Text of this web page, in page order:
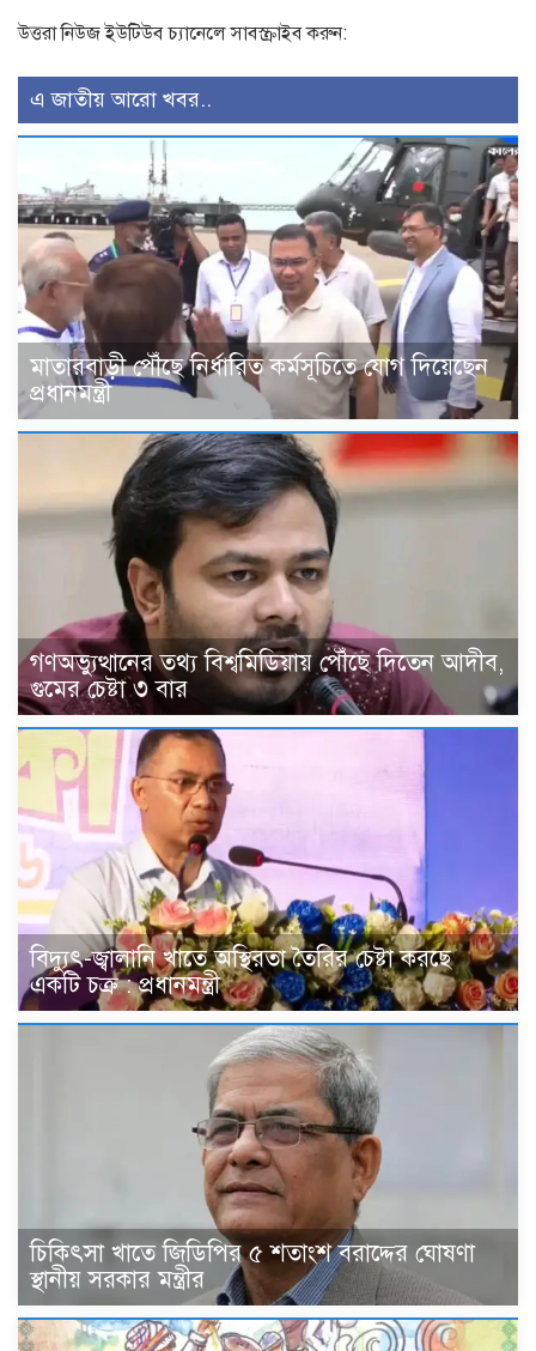
উত্তরা নিউজ ইউটিউব চ্যানেলে সাবস্ক্রাইব করুন:
এ জাতীয় আরো খবর..
মাতারবাড়ী পৌঁছে নির্ধারিত কর্মসূচিতে যোগ দিয়েছেন
প্রধানমন্ত্রী
গণঅভ্যুত্থানের তথ্য বিশ্বমিডিয়ায় পৌঁছে দিতেন আদীব,
গুমের চেষ্টা ৩ বার
বিদ্যুৎ-জ্বালানি খাতে অস্থিরতা তৈরির চেষ্টা করছে
একটি চক্র : প্রধানমন্ত্রী
চিকিৎসা খাতে জিডিপির ৫ শতাংশ বরাদ্দের ঘোষণা
স্থানীয় সরকার মন্ত্রীর